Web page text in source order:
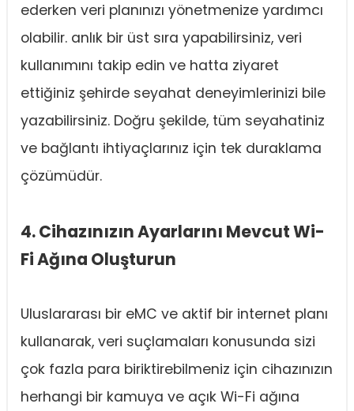
ederken veri planınızı yönetmenize yardımcı
olabilir. anlık bir üst sıra yapabilirsiniz, veri
kullanımını takip edin ve hatta ziyaret
ettiğiniz şehirde seyahat deneyimlerinizi bile
yazabilirsiniz. Doğru şekilde, tüm seyahatiniz
ve bağlantı ihtiyaçlarınız için tek duraklama
çözümüdür.
4. Cihazınızın Ayarlarını Mevcut Wi-
Fi Ağına Oluşturun
Uluslararası bir eMC ve aktif bir internet planı
kullanarak, veri suçlamaları konusunda sizi
çok fazla para biriktirebilmeniz için cihazınızın
herhangi bir kamuya ve açık Wi-Fi ağına